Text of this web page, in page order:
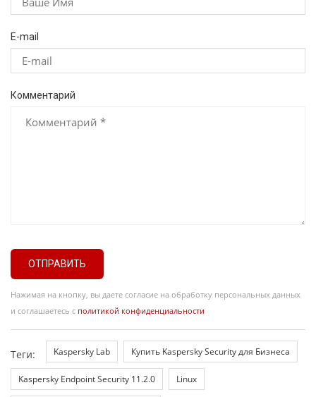
E-mail
Комментарий
ОТПРАВИТЬ
Нажимая на кнопку, вы даете согласие на обработку персональных данных
и соглашаетесь с политикой конфиденциальности
Теги: Kaspersky Lab Купить Kaspersky Security для Бизнеса
Kaspersky Endpoint Security 11.2.0 Linux